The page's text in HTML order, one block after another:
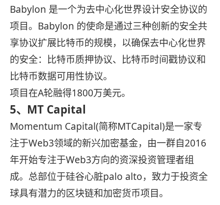
Babylon 是一个为去中心化世界设计安全协议的
项目。Babylon 的使命是通过三种创新的安全共
享协议扩展比特币的规模，以确保去中心化世界
的安全：比特币质押协议、比特币时间戳协议和
比特币数据可用性协议。
项目在A轮融得1800万美元。
5、 MT Capital
Momentum Capital(简称MTCapital)是一家专
注于Web3领域的新兴加密基金，由一群自2016
年开始专注于Web3方向的资深投资管理者组
成。总部位于硅谷心脏palo alto，致力于投资全
球具有潜力的区块链和加密货币项目。